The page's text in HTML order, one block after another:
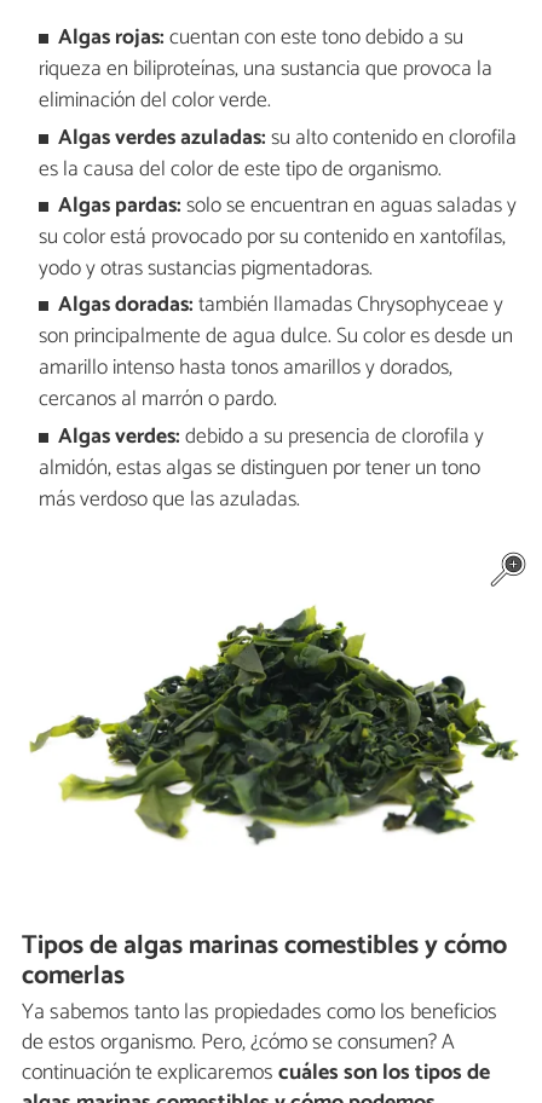
Algas rojas:cuentan con este tono debido a su
riqueza en biliproteínas, una sustancia que provoca la
eliminación del color verde.
Algas verdes azuladas:su alto contenido en clorofila
es la causa del color de este tipo de organismo.
Algas pardas:solo se encuentran en aguas saladas y
su color está provocado por su contenido en xantofílas,
yodo y otras sustancias pigmentadoras.
Algas doradas:también llamadas Chrysophyceae y
son principalmente de agua dulce. Su color es desde un
amarillo intenso hasta tonos amarillos y dorados,
cercanos al marrón o pardo.
Algas verdes:debido a su presencia de clorofila y
almidón, estas algas se distinguen por tener un tono
más verdoso que las azuladas.
Tipos de algas marinas comestibles y cómo
comerlas
Ya sabemos tanto las propiedades como los beneficios
de estos organismo. Pero, ¿cómo se consumen? A
continuación te explicaremoscuáles son los tipos de